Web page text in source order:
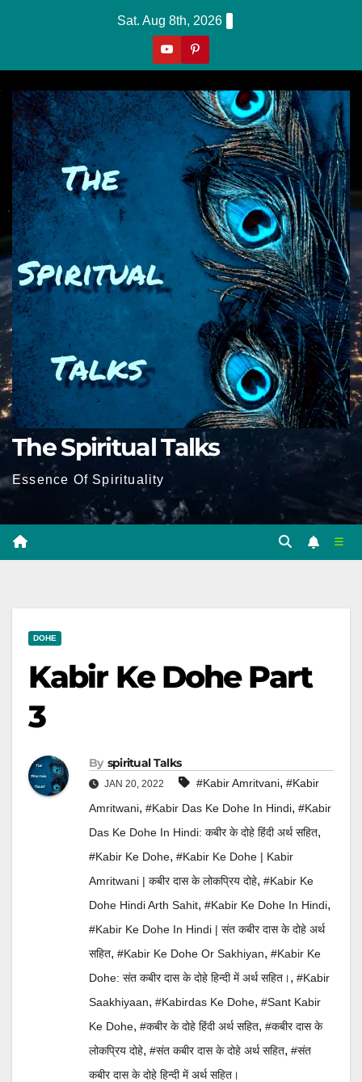
Sat. Aug 8th, 2026
The Spiritual Talks
Essence Of Spirituality
DOHE
Kabir Ke Dohe Part
3
By Spiritual Talks
JAN 20, 2022 #kabir Amritvani, #Kabir
Amritwani, #Kabir Das Ke Dohe In Hindi, #Kabir
Das Ke Dohe In Hindi: कबीर के दोहे हिंदी अर्थ सहित,
#kabir Ke Dohe, #Kabir Ke Dohe | Kabir
Amritwani | कबीर दास के लोकप्रिय दोहे, #kabir Ke
Dohe Hindi Arth Sahit, #Kabir Ke Dohe In Hindi,
#Kabir Ke Dohe In Hindi | संत कबीर दास के दोहे अर्थ
सहित, #Kabir Ke Dohe Or Sakhiyan, #Kabir Ke
Dohe: संत कबीर दास के दोहे हिन्दी में अर्थ सहित।, #kabir
Saakhiyaan, #kabirdas Ke Dohe, #sant Kabir
Ke Dohe, #कबीर के दोहे हिंदी अर्थ सहित, #कबीर दास के
लोकप्रिय दोहे, #संत कबीर दास के दोहे अर्थ सहित, #संत
कबीर दास के दोहे हिन्दी में अर्थ सहित।